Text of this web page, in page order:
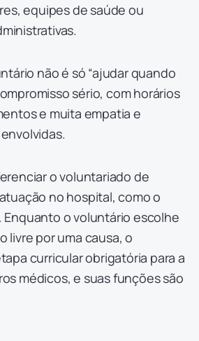
equipes de saúde ou
não é só “ajudar quando
sério, com horários
e muita empatia e
o voluntariado de
no hospital, como o
. Enquanto o voluntário escolhe
livre por uma causa, o
curricular obrigatória para a
médicos, e suas funções são